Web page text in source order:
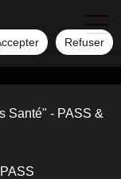
Refuser
Santé" - PASS &